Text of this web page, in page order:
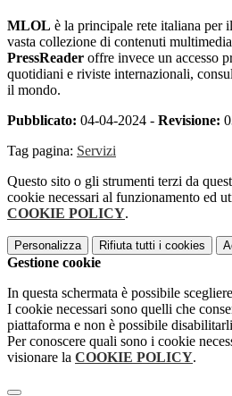
MLOL è la principale rete italiana per
vasta collezione di contenuti
PressReader offre invece un accesso
quotidiani e riviste internazionali,
il mondo.
Pubblicato: 04-04-2024 - Revisione:
Tag pagina: Servizi
Questo sito o gli strumenti terzi da
cookie necessari al funzionamento ed
COOKIE POLICY.
Personalizza Rifiuta tutti i cookies
Gestione cookie
In questa schermata è possibile
I cookie necessari sono quelli che
piattaforma e non è possibile
Per conoscere quali sono i cookie
visionare la COOKIE POLICY.